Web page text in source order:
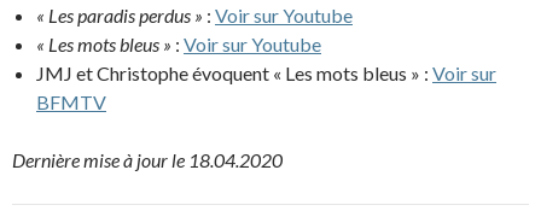
« Les paradis perdus » : Voir sur Youtube
« Les mots bleus » : Voir sur Youtube
JMJ et Christophe évoquent « Les mots bleus » : Voir sur
BFMTV
Dernière mise à jour le 18.04.2020